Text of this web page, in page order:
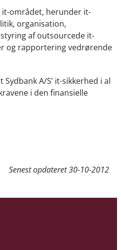
it-området, herunder it-
organisation,
af outsourcede it-
og rapportering vedrørende
A/S’ it-sikkerhed i al
i den finansielle
Senest opdateret30-10-2012